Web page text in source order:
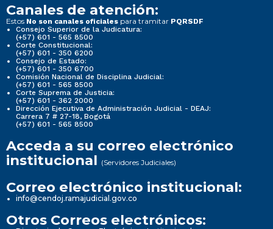
Canales de atención:
Estos No son canales oficiales para tramitar PQRSDF
Consejo Superior de la Judicatura:
(+57) 601 - 565 8500
Corte Constitucional:
(+57) 601 - 350 6200
Consejo de Estado:
(+57) 601 - 350 6700
Comisión Nacional de Disciplina Judicial:
(+57) 601 - 565 8500
Corte Suprema de Justicia:
(+57) 601 - 362 2000
Dirección Ejecutiva de Administración Judicial - DEAJ:
Carrera 7 # 27-18, Bogotá
(+57) 601 - 565 8500
Acceda a su correo electrónico
institucional (Servidores Judiciales)
Correo electrónico institucional:
info@cendoj.ramajudicial.gov.co
Otros Correos electrónicos: